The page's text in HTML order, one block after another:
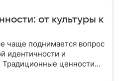
от культуры к
чаще поднимается вопрос
идентичности и
ценности
дискуссий и